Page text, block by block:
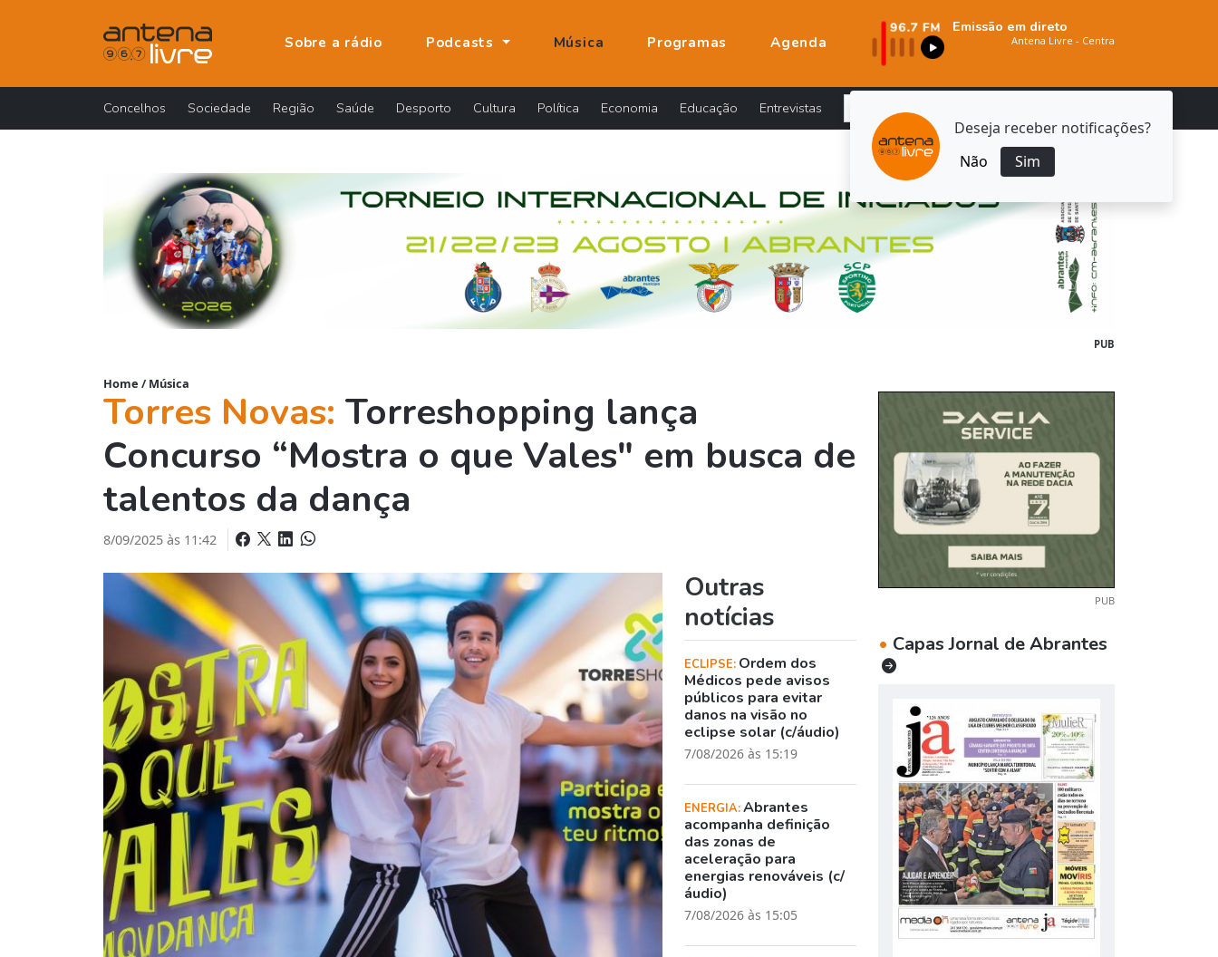
Deseja receber notificações?
Não
Sim
Sobre a rádio Podcasts Música Programas Agenda
Emissão em direto
Concelhos Sociedade Região Saúde Desporto Cultura Política Economia Educação Entrevistas
PUB
Home / Música
Torres Novas: Torreshopping lança
Concurso “Mostra o que Vales" em busca de
talentos da dança
8/09/2025 às 11:42
Outras
notícias
ECLIPSE: Ordem dos
Médicos pede avisos
públicos para evitar
danos na visão no
eclipse solar (c/áudio)
7/08/2026 às 15:19
ENERGIA:Abrantes
acompanha definição
das zonas de
aceleração para
energias renováveis (c/
áudio)
7/08/2026 às 15:05
PUB
• Capas Jornal de Abrantes